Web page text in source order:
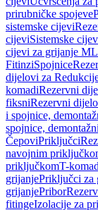
prirubničke spojeve
sistemske cijevi
cijeviSistemske
cijevi za grijanje ML
FitinziSpojnice
dijelovi za
komadiRezervni
fiksniRezervni
i spojnice,
spojnice, demontažni
ČepoviPriključci
navojnim
priključkomT-
grijanjePriključci za
grijanjePribor
fitingeIzolacije za